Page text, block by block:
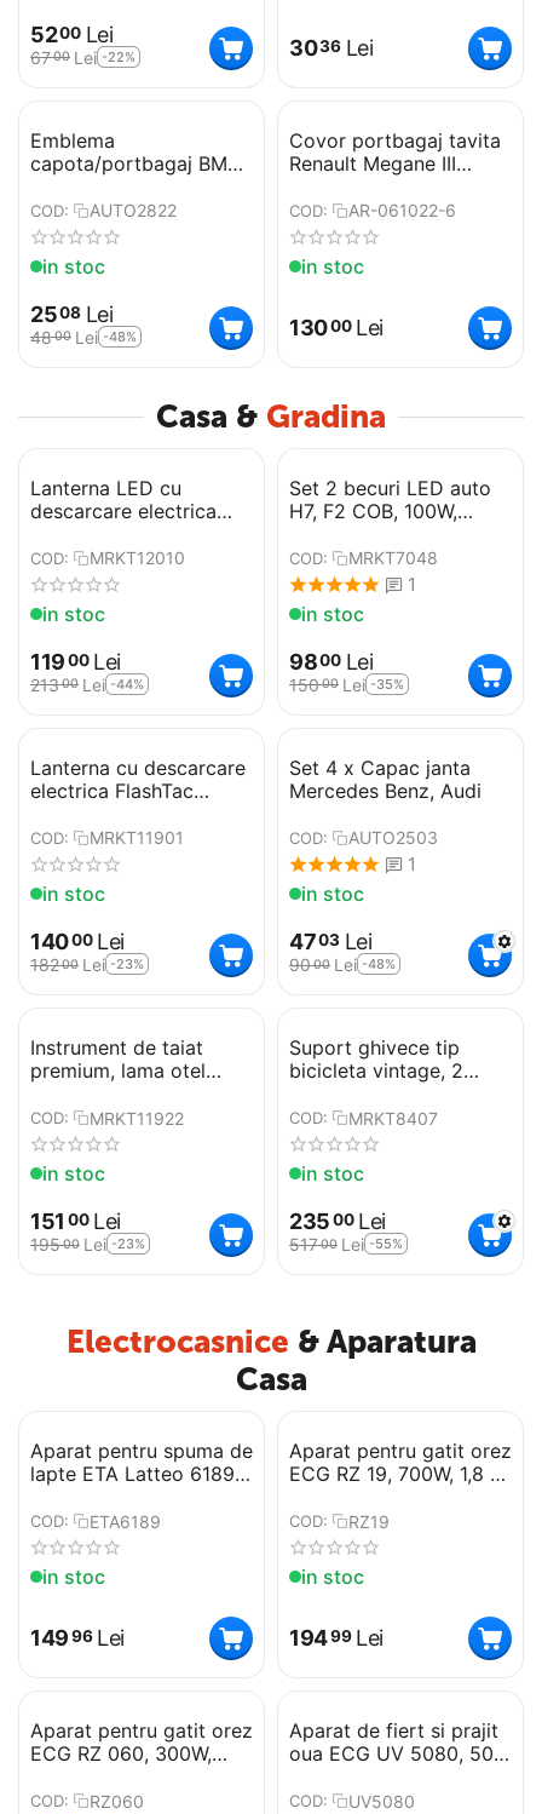
5200 Lei
6700 Lei -22% 3036 Lei
Emblema
capota/portbagaj BMW,
COD: AUTO2822
in stoc
2508 Lei
4800 Lei -48%
Covor portbagaj tavita
Renault Megane III
combi / break COD: PB
6896 PBA1
COD: AR-061022-6
in stoc
13000 Lei
Casa & Gradina
Lanterna LED cu
descarcare electrica
cablu
COD: MRKT12010
in stoc
11900 Lei
21300 Lei -44%
Set 2 becuri LED auto
H7, F2 COB, 100W,
COD: MRKT7048
1
in stoc
9800 Lei
15000 Lei -35%
Lanterna cu descarcare
electrica FlashTac
COD: MRKT11901
in stoc
14000 Lei
18200 Lei -23%
Set 4 x Capac janta
Mercedes Benz, Audi
COD: AUTO2503
1
in stoc
4703 Lei
9000 Lei -48%
Instrument de taiat
premium, lama otel
COD: MRKT11922
in stoc
151 00 Lei
19500 Lei -23%
Suport ghivece tip
bicicleta vintage, 2
COD: MRKT8407
in stoc
23500 Lei
51700 Lei -55%
Electrocasnice & Aparatura
Casa
Aparat pentru spuma de
lapte ETA Latteo 6189,
inoxidabil, 4 functii
COD: ETA6189
in stoc
14996 Lei
Aparat pentru gatit orez
ECG RZ 19, 700W, 1,8 L,
cald
COD: RZ19
in stoc
19499 Lei
Aparat pentru gatit orez
ECG RZ 060, 300W,
la cald
COD: RZ060
Aparat de fiert si prajit
oua ECG UV 5080, 500
prajite
COD: UV5080